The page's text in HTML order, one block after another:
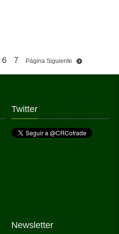
6 7 Página Siguiente
Twitter
Newsletter